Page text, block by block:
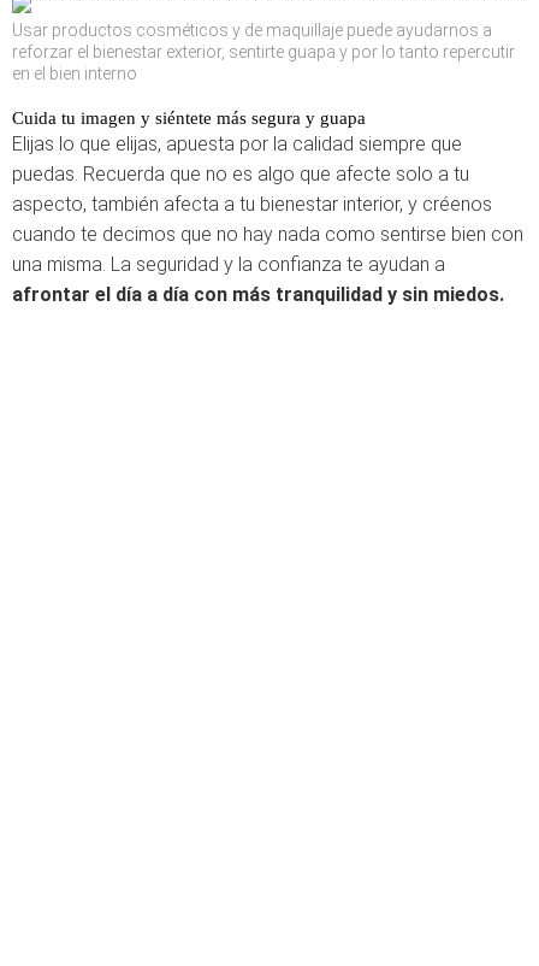
Usar productos cosméticos y de maquillaje puede ayudarnos a
reforzar el bienestar exterior, sentirte guapa y por lo tanto repercutir
en el bien interno
Cuida tu imagen y siéntete más segura y guapa
Elijas lo que elijas, apuesta por la calidad siempre que
puedas. Recuerda que no es algo que afecte solo a tu
aspecto, también afecta a tu bienestar interior, y créenos
cuando te decimos que no hay nada como sentirse bien con
una misma. La seguridad y la confianza te ayudan a
afrontar el día a día con más tranquilidad y sin miedos.